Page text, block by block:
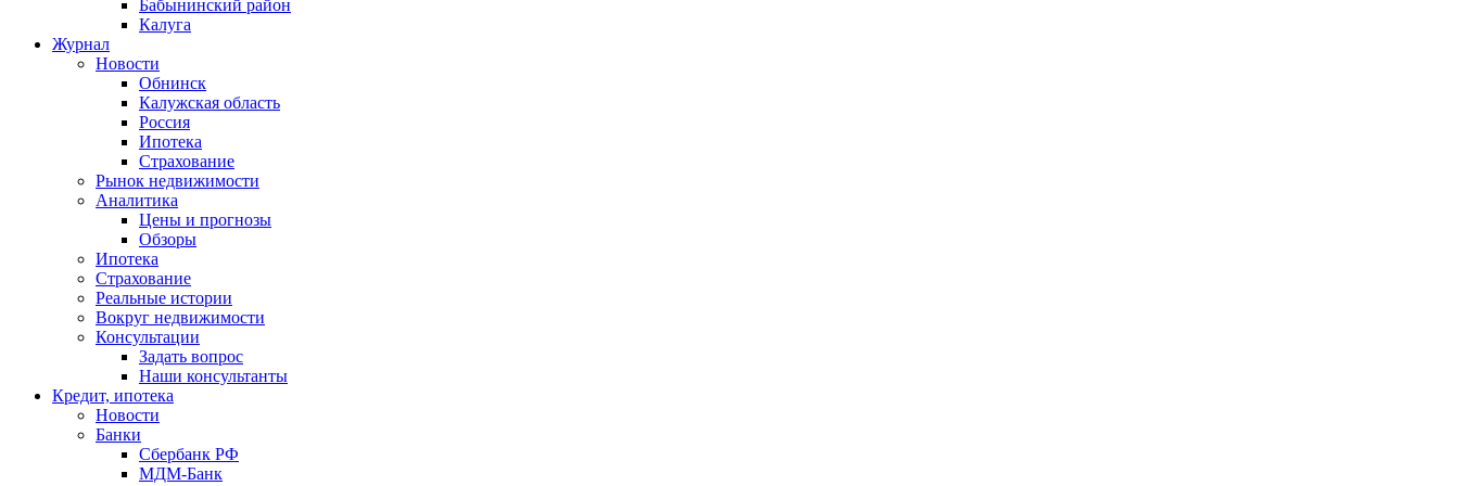
Бабынинский район
Калуга
Журнал
Новости
Обнинск
Калужская область
Россия
Ипотека
Страхование
Рынок недвижимости
Аналитика
Цены и прогнозы
Обзоры
Ипотека
Страхование
Реальные истории
Вокруг недвижимости
Консультации
Задать вопрос
Наши консультанты
Кредит, ипотека
Новости
Банки
Сбербанк РФ
МДМ-Банк